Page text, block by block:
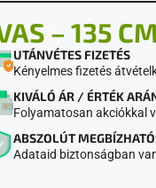
– 135 CM
UTÁNVÉTES FIZETÉS
Kényelmes fizetés
KIVÁLÓ ÁR / ÉRTÉK
Folyamatosan akciókkal
ABSZOLÚT
Adataid biztonságban